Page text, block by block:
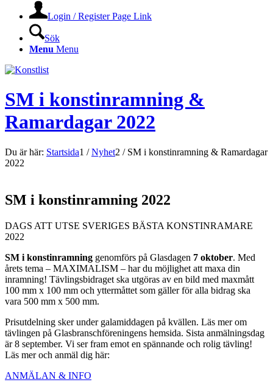
Login / Register Page Link
Sök
Menu Menu
SM i konstinramning &
Ramardagar 2022
Du är här: Startsida1 / Nyhet2 / SM i konstinramning & Ramardagar
2022
SM i konstinramning 2022
DAGS ATT UTSE SVERIGES BÄSTA KONSTINRAMARE
2022
SM i konstinramning genomförs på Glasdagen 7 oktober. Med
årets tema – MAXIMALISM – har du möjlighet att maxa din
inramning! Tävlingsbidraget ska utgöras av en bild med maxmått
100 mm x 100 mm och yttermåttet som gäller för alla bidrag ska
vara 500 mm x 500 mm.
Prisutdelning sker under galamiddagen på kvällen. Läs mer om
tävlingen på Glasbranschföreningens hemsida. Sista anmälningsdag
är 8 september. Vi ser fram emot en spännande och rolig tävling!
Läs mer och anmäl dig här:
ANMÄLAN & INFO